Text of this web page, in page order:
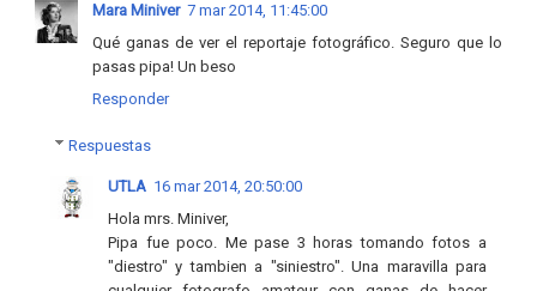
Mara Miniver 7 mar 2014, 11:45:00
Qué ganas de ver el reportaje fotográfico. Seguro que lo
pasas pipa! Un beso
Responder
Respuestas
UTLA 16 mar 2014, 20:50:00
Hola mrs. Miniver,
Pipa fue poco. Me pase 3 horas tomando fotos a
"diestro" y tambien a "siniestro". Una maravilla para